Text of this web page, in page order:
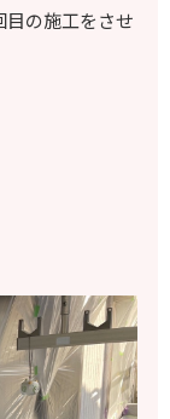
の施工をさせ